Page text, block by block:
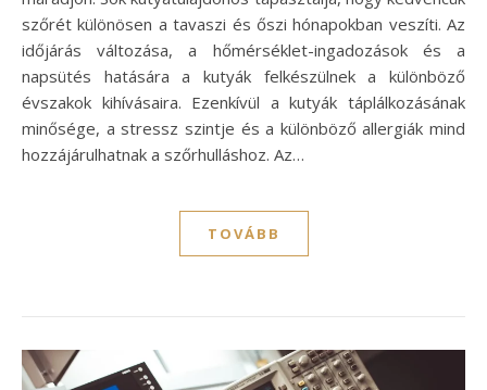
szőrét különösen a tavaszi és őszi hónapokban veszíti. Az
időjárás változása, a hőmérséklet-ingadozások és a
napsütés hatására a kutyák felkészülnek a különböző
évszakok kihívásaira. Ezenkívül a kutyák táplálkozásának
minősége, a stressz szintje és a különböző allergiák mind
hozzájárulhatnak a szőrhulláshoz. Az…
TOVÁBB